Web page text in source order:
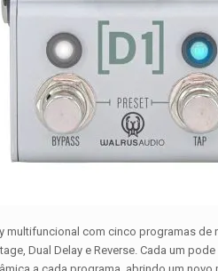
multifuncional com cinco programas
Dual Delay e Reverse. Cada um